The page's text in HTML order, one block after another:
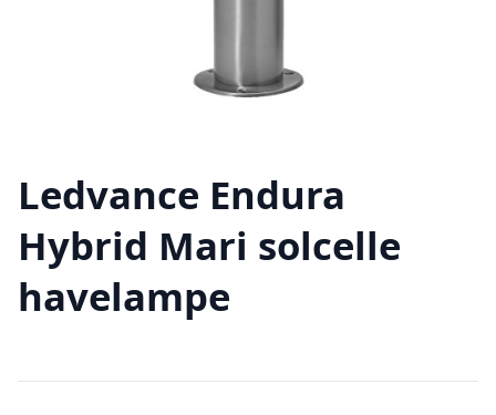
Ledvance Endura
Hybrid Mari solcelle
havelampe